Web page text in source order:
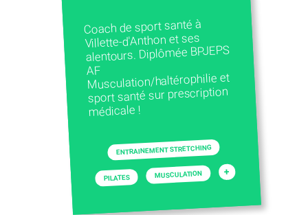
Coach de sport santé à
Villette-d'Anthon et ses
alentours. Diplômée BPJEPS
AF
Musculation/haltérophilie et
sport santé sur prescription
médicale !
ENTRAINEMENT STRETCHING
PILATES MUSCULATION +